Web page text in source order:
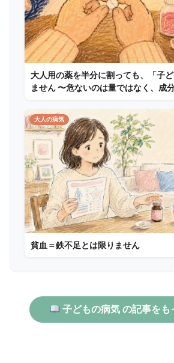
大人用の薬を半分に割っても、「子
ません 〜危ないのは量ではなく、成
大人の病気
貧血＝鉄不足とは限りません
子どもの病気 の記事を